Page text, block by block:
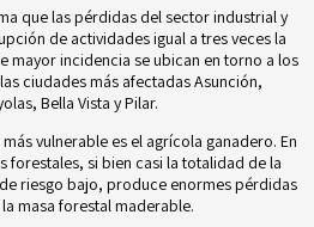
que las pérdidas del sector industrial y
de actividades igual a tres veces la
mayor incidencia se ubican en torno a los
ciudades más afectadas Asunción,
Bella Vista y Pilar.
vulnerable es el agrícola ganadero. En
forestales, si bien casi la totalidad de la
riesgo bajo, produce enormes pérdidas
masa forestal maderable.